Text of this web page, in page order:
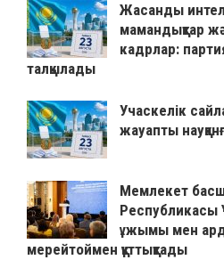
Жасанды
мамандықтар
кадрлар:
талқылады
Учаскелік
жауапты
Мемлекет
Республикасы
ұжымы мен
мерейтоймен құттықтады